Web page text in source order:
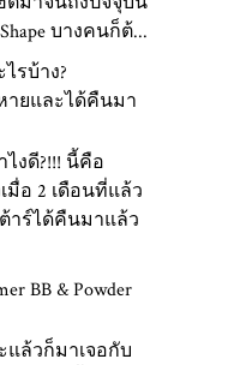
บางคนก็ต้...
รบ้าง?
ยและได้คืนมา
ไงดี?!!! นี้คือ
มื่อ 2 เดือนที่แล้ว
าร์ได้คืนมาแล้ว
BB & Powder
แล้วก็มาเจอกับ